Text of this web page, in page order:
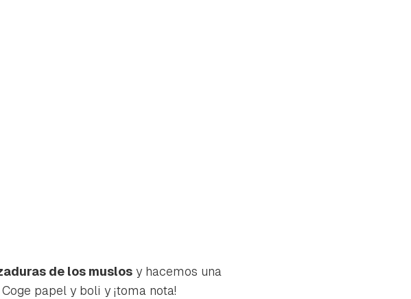
de los muslos y hacemos una
papel y boli y ¡toma nota!